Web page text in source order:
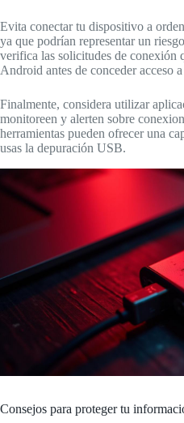
Evita conectar tu dispositivo a
ya que podrían representar un
verifica las solicitudes de conexión
Android antes de conceder acceso
Finalmente, considera utilizar
monitoreen y alerten sobre
herramientas pueden ofrecer una
usas la depuración USB.
Consejos para proteger tu